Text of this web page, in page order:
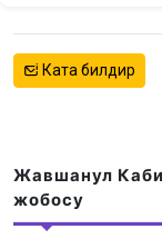
Ката билдир
Жавшанул
жобосу